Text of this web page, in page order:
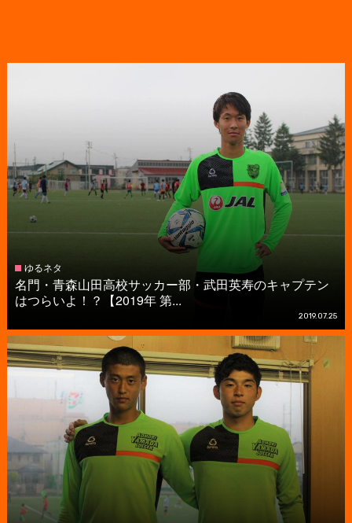
ゆるネタ
名門・青森山田高校サッカー部・武田英寿のキャプテン
はつらいよ！？【2019年 第...
2019.07.25